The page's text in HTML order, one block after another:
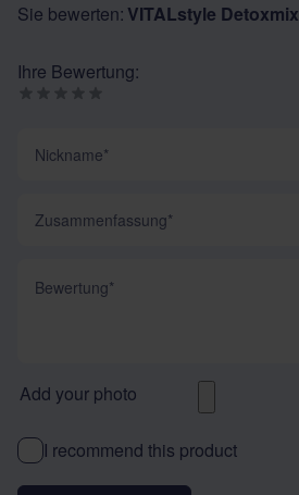
Sie bewerten: VITALstyle Detoxmix
Ihre Bewertung:
Add your photo
I recommend this product